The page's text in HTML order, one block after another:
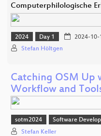
Computerphilologische
2024 Day 1 2024-10-
Stefan Höltgen
Catching OSM Up
Workflow and
sotm2024 Software
Stefan Keller